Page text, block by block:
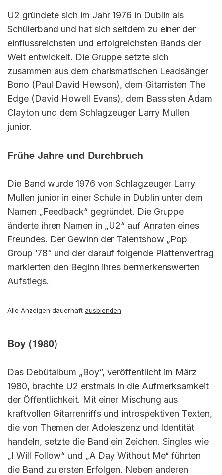
U2 gründete sich im Jahr 1976 in Dublin als
Schülerband und hat sich seitdem zu einer der
einflussreichsten und erfolgreichsten Bands der
Welt entwickelt. Die Gruppe setzte sich
zusammen aus dem charismatischen Leadsänger
Bono (Paul David Hewson), dem Gitarristen The
Edge (David Howell Evans), dem Bassisten Adam
Clayton und dem Schlagzeuger Larry Mullen
junior.
Frühe Jahre und Durchbruch
Die Band wurde 1976 von Schlagzeuger Larry
Mullen junior in einer Schule in Dublin unter dem
Namen „Feedback“ gegründet. Die Gruppe
änderte ihren Namen in „U2“ auf Anraten eines
Freundes. Der Gewinn der Talentshow „Pop
Group ’78“ und der darauf folgende Plattenvertrag
markierten den Beginn ihres bermerkenswerten
Aufstiegs.
Alle Anzeigen dauerhaft ausblenden
Boy (1980)
Das Debütalbum „Boy“, veröffentlicht im März
1980, brachte U2 erstmals in die Aufmerksamkeit
der Öffentlichkeit. Mit einer Mischung aus
kraftvollen Gitarrenriffs und introspektiven Texten,
die von Themen der Adoleszenz und Identität
handeln, setzte die Band ein Zeichen. Singles wie
„I Will Follow“ und „A Day Without Me“ führten
die Band zu ersten Erfolgen. Neben anderen